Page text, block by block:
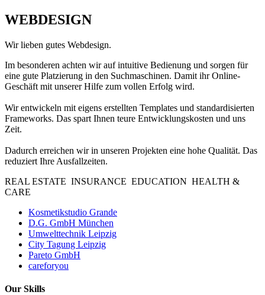
WEBDESIGN
Wir lieben gutes Webdesign.
Im besonderen achten wir auf intuitive Bedienung und sorgen für
eine gute Platzierung in den Suchmaschinen. Damit ihr Online-
Geschäft mit unserer Hilfe zum vollen Erfolg wird.
Wir entwickeln mit eigens erstellten Templates und standardisierten
Frameworks. Das spart Ihnen teure Entwicklungskosten und uns
Zeit.
Dadurch erreichen wir in unseren Projekten eine hohe Qualität. Das
reduziert Ihre Ausfallzeiten.
REAL ESTATE INSURANCE EDUCATION HEALTH &
CARE
Kosmetikstudio Grande
D.G. GmbH München
Umwelttechnik Leipzig
City Tagung Leipzig
Pareto GmbH
careforyou
Our Skills